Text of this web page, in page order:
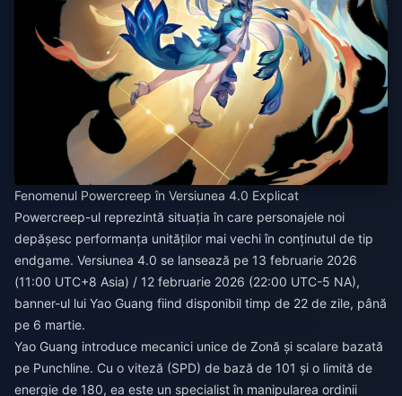
Fenomenul Powercreep în Versiunea 4.0 Explicat
Powercreep-ul reprezintă situația în care personajele noi
depășesc performanța unităților mai vechi în conținutul de tip
endgame. Versiunea 4.0 se lansează pe 13 februarie 2026
(11:00 UTC+8 Asia) / 12 februarie 2026 (22:00 UTC-5 NA),
banner-ul lui Yao Guang fiind disponibil timp de 22 de zile, până
pe 6 martie.
Yao Guang introduce mecanici unice de Zonă și scalare bazată
pe Punchline. Cu o viteză (SPD) de bază de 101 și o limită de
energie de 180, ea este un specialist în manipularea ordinii